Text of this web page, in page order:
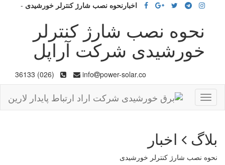
اخبارنحوه نصب شارژ کنترلر خورشیدی -
نحوه نصب شارژ کنترلر
خورشیدی شرکت آراپل
info power-solar.co
(026) 36133
Toggle
navigation
بلاگ اخبار
نحوه نصب شارژ کنترلر خورشیدی